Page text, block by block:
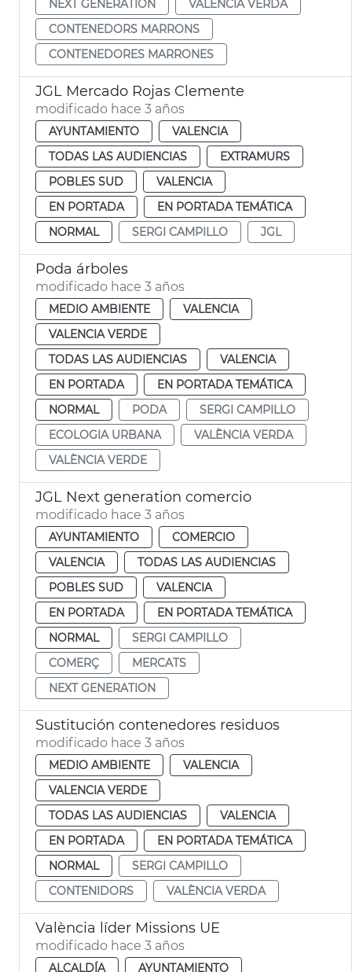
NEXT GENERATION
VALÈNCIA VERDA
CONTENEDORS MARRONS
CONTENEDORES MARRONES
JGL Mercado Rojas Clemente
modificado hace 3 años
AYUNTAMIENTO
VALENCIA
TODAS LAS AUDIENCIAS
EXTRAMURS
POBLES SUD
VALENCIA
EN PORTADA
EN PORTADA TEMÁTICA
NORMAL
SERGI CAMPILLO JGL
Poda árboles
modificado hace 3 años
MEDIO AMBIENTE
VALENCIA
VALENCIA VERDE
TODAS LAS AUDIENCIAS
VALENCIA
EN PORTADA
EN PORTADA TEMÁTICA
NORMAL
PODA
SERGI CAMPILLO
ECOLOGIA URBANA
VALÈNCIA VERDA
VALÈNCIA VERDE
JGL Next generation comercio
modificado hace 3 años
AYUNTAMIENTO
COMERCIO
VALENCIA
TODAS LAS AUDIENCIAS
POBLES SUD
VALENCIA
EN PORTADA
EN PORTADA TEMÁTICA
NORMAL
SERGI CAMPILLO
COMERÇ
MERCATS
NEXT GENERATION
Sustitución contenedores residuos
modificado hace 3 años
MEDIO AMBIENTE
VALENCIA
VALENCIA VERDE
TODAS LAS AUDIENCIAS
VALENCIA
EN PORTADA
EN PORTADA TEMÁTICA
NORMAL
SERGI CAMPILLO
CONTENIDORS
VALÈNCIA VERDA
València líder Missions UE
modificado hace 3 años
ALCALDÍA AYUNTAMIENTO